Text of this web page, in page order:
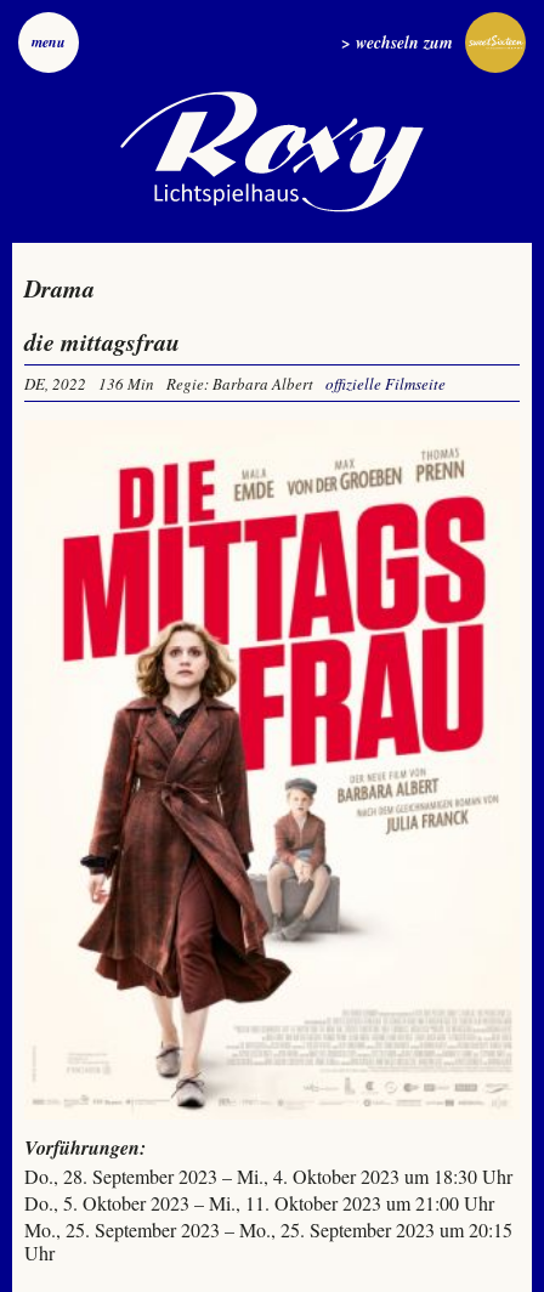
menu > wechseln zum
Drama
die mittagsfrau
DE, 2022 136 Min Regie: Barbara Albert offizielle Filmseite
Vorführungen:
Do., 28. September 2023 – Mi., 4. Oktober 2023 um 18:30 Uhr
Do., 5. Oktober 2023 – Mi., 11. Oktober 2023 um 21:00 Uhr
Mo., 25. September 2023 – Mo., 25. September 2023 um 20:15
Uhr